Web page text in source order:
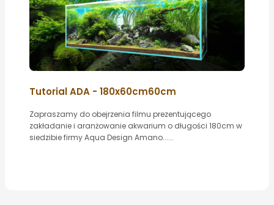
Tutorial ADA - 180x60cm60cm
Zapraszamy do obejrzenia filmu prezentującego
zakładanie i aranżowanie akwarium o długości 180cm w
siedzibie firmy Aqua Design Amano......